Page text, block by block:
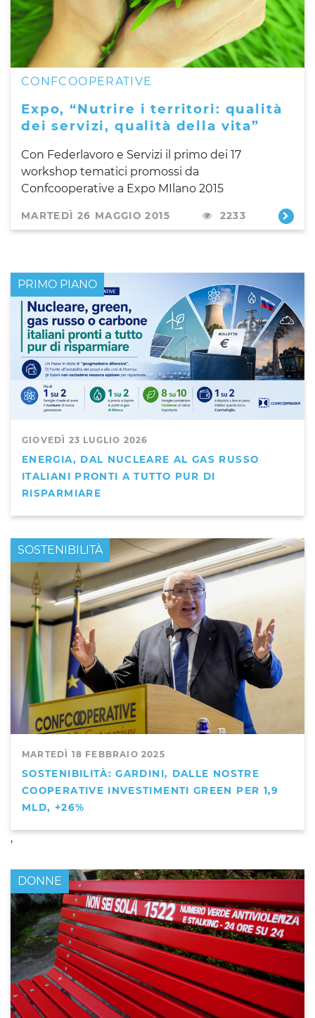
CONFCOOPERATIVE
Expo, “Nutrire i territori: qualità
dei servizi, qualità della vita”
Con Federlavoro e Servizi il primo dei 17
workshop tematici promossi da
Confcooperative a Expo MIlano 2015
MARTEDÌ 26 MAGGIO 2015 2233
GIOVEDÌ 23 LUGLIO 2026
ENERGIA, DAL NUCLEARE AL GAS RUSSO
ITALIANI PRONTI A TUTTO PUR DI
RISPARMIARE
PRIMO PIANO
MARTEDÌ 18 FEBBRAIO 2025
SOSTENIBILITÀ: GARDINI, DALLE NOSTRE
COOPERATIVE INVESTIMENTI GREEN PER 1,9
MLD, +26%
PRIMO PIANO
,
SOSTENIBILITÀ
DONNE